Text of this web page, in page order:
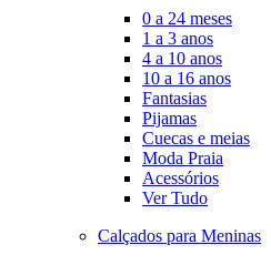
0 a 24 meses
1 a 3 anos
4 a 10 anos
10 a 16 anos
Fantasias
Pijamas
Cuecas e meias
Moda Praia
Acessórios
Ver Tudo
Calçados para Meninas